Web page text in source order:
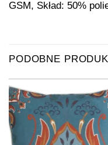
GSM, Skład: 50%
PODOBNE